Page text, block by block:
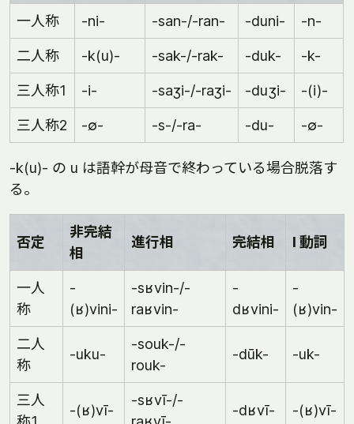
一人称 -ni- -san-/-ran- -duni- -n-
二人称 -k(u)- -sak-/-rak- -duk- -k-
三人称1 -i- -saʒi-/-raʒi- -duʒi- -(i)-
三人称2 -∅- -s-/-ra- -du- -∅-
-k(u)- の u は語幹が母音で終わっている場合脱落す
る。
否定
非完結
相
進行相 完結相 l 動詞
一人
称
-
(ʁ)vini-
-sʁvin-/-
raʁvin-
-
dʁvini-
-
(ʁ)vin-
二人
称
-uku-
-souk-/-
rouk-
-dūk- -uk-
三人
-(ʁ)vī-
-sʁvī-/-
-dʁvī- -(ʁ)vī-